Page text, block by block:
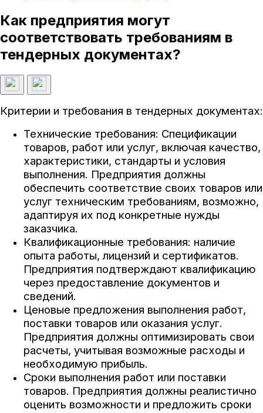
Как предприятия могут
соответствовать требованиям в
тендерных документах?
Критерии и требования в тендерных документах:
Технические требования: Спецификации
товаров, работ или услуг, включая качество,
характеристики, стандарты и условия
выполнения. Предприятия должны
обеспечить соответствие своих товаров или
услуг техническим требованиям, возможно,
адаптируя их под конкретные нужды
заказчика.
Квалификационные требования: наличие
опыта работы, лицензий и сертификатов.
Предприятия подтверждают квалификацию
через предоставление документов и
сведений.
Ценовые предложения выполнения работ,
поставки товаров или оказания услуг.
Предприятия должны оптимизировать свои
расчеты, учитывая возможные расходы и
необходимую прибыль.
Сроки выполнения работ или поставки
товаров. Предприятия должны реалистично
оценить возможности и предложить сроки